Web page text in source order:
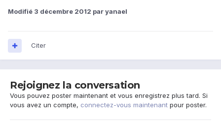
Modifié 3 décembre 2012 par yanael
Citer
Rejoignez la conversation
Vous pouvez poster maintenant et vous enregistrez plus tard. Si
vous avez un compte, connectez-vous maintenant pour poster.